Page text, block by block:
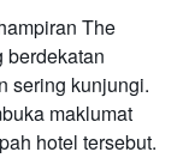
The
berdekatan
sering kunjungi.
maklumat
hotel tersebut.